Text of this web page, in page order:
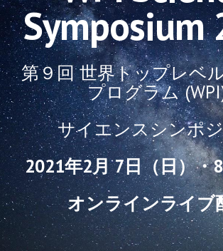
Symposium
第９回 世界トップレベ
プログラム
サイエンスシンポ
2021年2月 7日（日）・
オンラインライブ